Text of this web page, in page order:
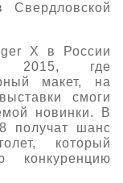
X в России
2015, где
макет, на
смоги
новинки. В
получат шанс
который
конкуренцию